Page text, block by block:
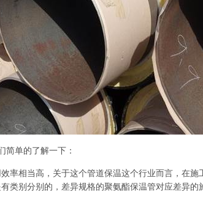
简单的了解一下：
率相当高，关于这个管道保温这个行业而言，在
类别分别的，差异规格的聚氨酯保温管对应差异